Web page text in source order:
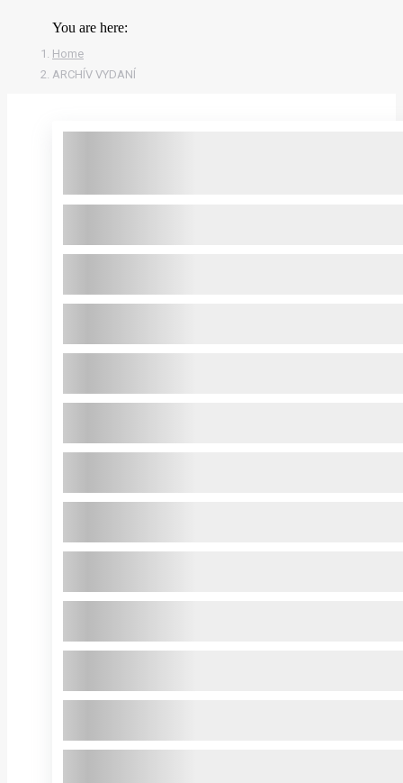
You are here:
Home
ARCHÍV VYDANÍ